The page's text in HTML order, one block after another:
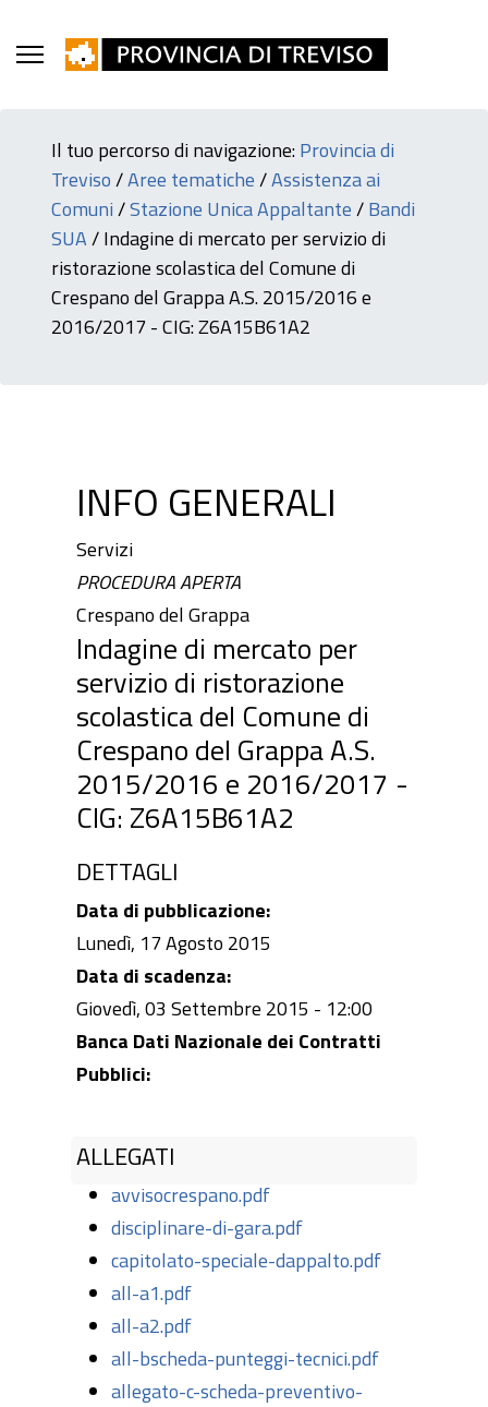
Il tuo percorso di navigazione:Provincia di
Treviso/Aree tematiche/Assistenza ai
Comuni/Stazione Unica Appaltante/Bandi
SUA/Indagine di mercato per servizio di
ristorazione scolastica del Comune di
Crespano del Grappa A.S. 2015/2016 e
2016/2017 - CIG: Z6A15B61A2
ALLEGATI
avvisocrespano.pdf
disciplinare-di-gara.pdf
capitolato-speciale-dappalto.pdf
all-a1.pdf
all-a2.pdf
all-bscheda-punteggi-tecnici.pdf
allegato-c-scheda-preventivo-
INFO GENERALI
Servizi
PROCEDURA APERTA
Crespano del Grappa
Indagine di mercato per
servizio di ristorazione
scolastica del Comune di
Crespano del Grappa A.S.
2015/2016 e 2016/2017 -
CIG: Z6A15B61A2
DETTAGLI
Data di pubblicazione:
Lunedì, 17 Agosto 2015
Data di scadenza:
Giovedì, 03 Settembre 2015 - 12:00
Banca Dati Nazionale dei Contratti
Pubblici: